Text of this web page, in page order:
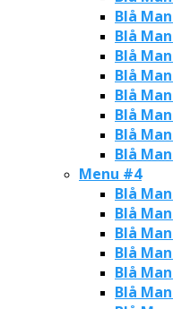
Blå
Blå
Blå
Blå
Blå
Blå
Blå
Blå
Menu #4
Blå
Blå
Blå
Blå
Blå
Blå